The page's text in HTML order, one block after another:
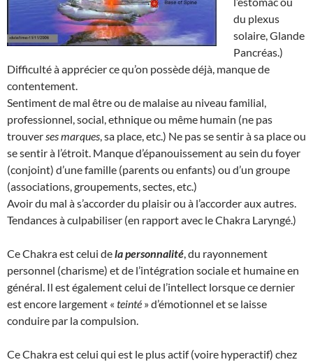
du plexus
solaire, Glande
Pancréas.)
Difficulté à apprécier ce qu’on possède déjà, manque de
contentement.
Sentiment de mal être ou de malaise au niveau familial,
professionnel, social, ethnique ou même humain (ne pas
trouverses marques, sa place, etc.) Ne pas se sentir à sa place ou
se sentir à l’étroit. Manque d’épanouissement au sein du foyer
(conjoint) d’une famille (parents ou enfants) ou d’un groupe
(associations, groupements, sectes, etc.)
Avoir du mal à s’accorder du plaisir ou à l’accorder aux autres.
Tendances à culpabiliser (en rapport avec le Chakra Laryngé.)
Ce Chakra est celui dela personnalité, du rayonnement
personnel (charisme) et de l’intégration sociale et humaine en
général. Il est également celui de l’intellect lorsque ce dernier
est encore largement « teinté » d’émotionnel et se laisse
conduire par la compulsion.
Ce Chakra est celui qui est le plus actif (voire hyperactif) chez